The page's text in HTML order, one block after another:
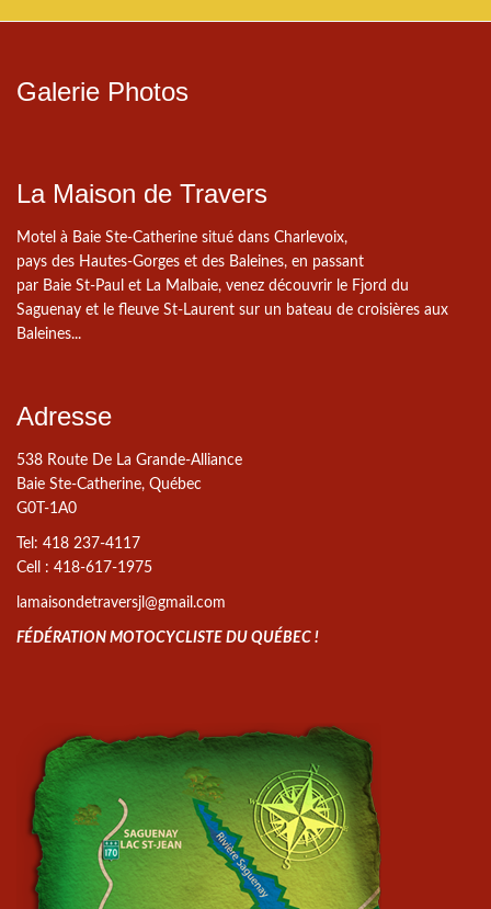
Galerie Photos
La Maison de Travers
Motel à Baie Ste-Catherine situé dans Charlevoix,
pays des Hautes-Gorges et des Baleines, en passant
par Baie St-Paul et La Malbaie, venez découvrir le Fjord du
Saguenay et le fleuve St-Laurent sur un bateau de croisières aux
Baleines...
Adresse
538 Route De La Grande-Alliance
Baie Ste-Catherine, Québec
G0T-1A0
Tel: 418 237-4117
Cell : 418-617-1975
lamaisondetraversjl@gmail.com
FÉDÉRATION MOTOCYCLISTE DU QUÉBEC !